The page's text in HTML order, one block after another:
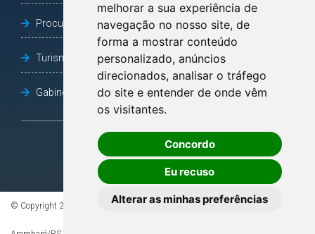
melhorar a sua experiência de
navegação no nosso site, de
forma a mostrar conteúdo
personalizado, anúncios
direcionados, analisar o tráfego
do site e entender de onde vêm
os visitantes.
Concordo
Eu recuso
Alterar as minhas preferências
Procuradoria Geral do Município
Turismo, Desporto e Cultura
Gabinete Vice-Prefeito
OUVIDORIA
© Copyright 2026 - Todos os direitos reservados à Prefeitura de